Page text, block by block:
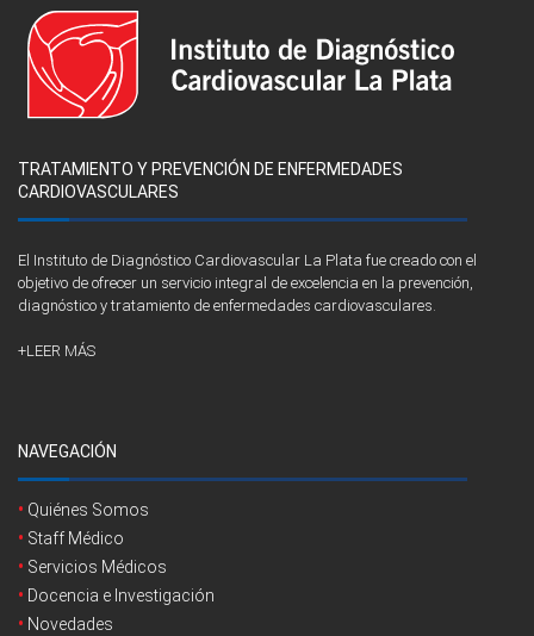
TRATAMIENTO Y PREVENCIÓN DE ENFERMEDADES
CARDIOVASCULARES
El Instituto de Diagnóstico Cardiovascular La Plata fue creado con el
objetivo de ofrecer un servicio integral de excelencia en la prevención,
diagnóstico y tratamiento de enfermedades cardiovasculares.
+LEER MÁS
NAVEGACIÓN
Quiénes Somos
Staff Médico
Servicios Médicos
Docencia e Investigación
Novedades